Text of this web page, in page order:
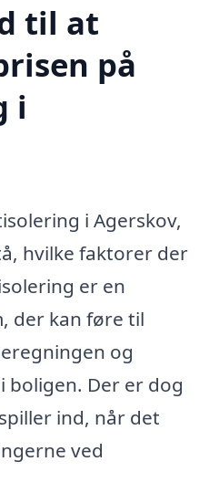
til at
på
i
i Agerskov,
hvilke faktorer der
er en
der kan føre til
og
Der er dog
ind, når det
ved